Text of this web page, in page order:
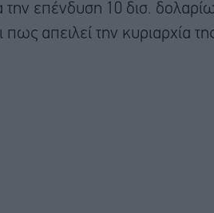
επένδυση 10 δισ.
πως απειλεί την κυριαρχία